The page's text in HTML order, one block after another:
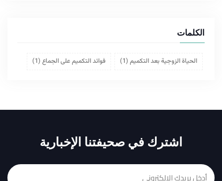
الكلمات
الحياة الزوجية بعد التكميم (1) فوائد التكميم على الجماع (1)
اشترك في صحيفتنا الإخبارية